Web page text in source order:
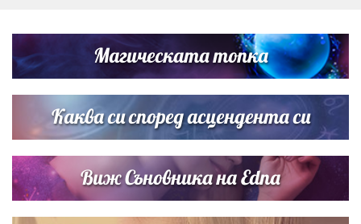
Димов издадоха своето любимо място
Дъщерята на Тодор Батков вдигна сватба, Стоичков и
Братя Аргирови я изненадаха с песен
Магическата топка
Каква си според асцендента си
Виж Съновника на Edna